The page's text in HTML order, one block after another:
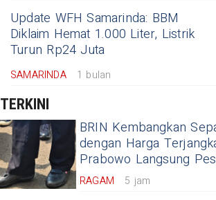
Update WFH Samarinda: BBM
Diklaim Hemat 1.000 Liter, Listrik
Turun Rp24 Juta
SAMARINDA 1 bulan
TERKINI
BRIN Kembangkan
dengan Harga
Prabowo Langsung
RAGAM 5 jam